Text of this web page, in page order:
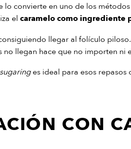
lo convierte en uno de los
el caramelo como ingrediente
llegar al folículo
llegan hace que no importen ni
sugaringes ideal para esos repasos
CON